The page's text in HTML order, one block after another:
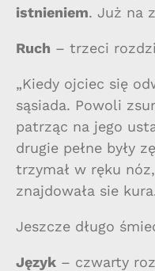
istnieniem. Już na
Ruch – trzeci
„Kiedy ojciec się
sąsiada. Powoli
patrząc na jego
drugie pełne były
trzymał w ręku
znajdowała sie
Jeszcze długo
Język – czwarty